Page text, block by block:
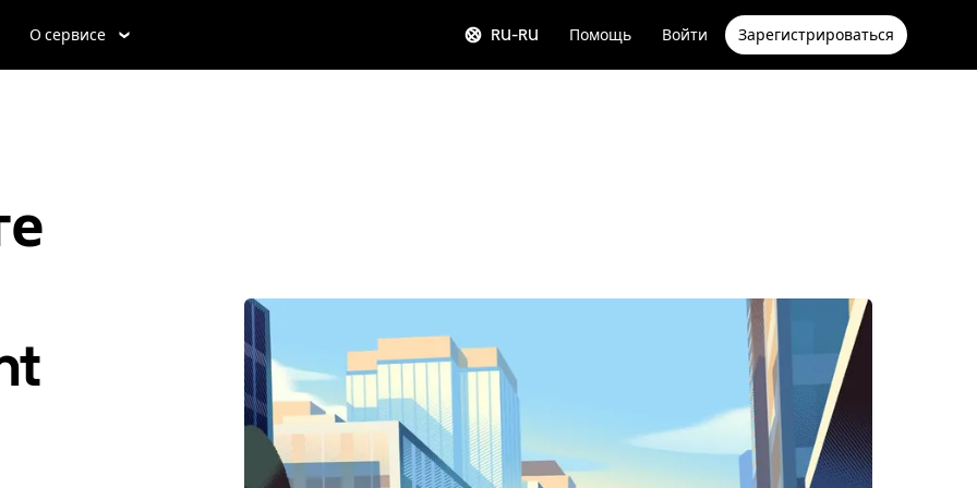
О сервисе RU-RU Помощь Войти Зарегистрироваться